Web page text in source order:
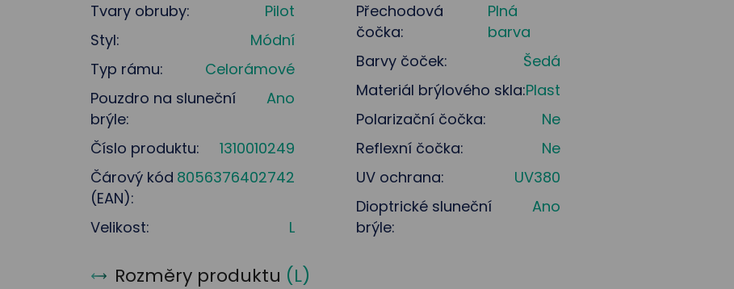
Tvary obruby:
Pilot
Styl:
Módní
Typ rámu:
Celorámové
Pouzdro na sluneční
brýle:
Ano
Číslo produktu:
1310010249
Čárový kód
(EAN):
8056376402742
Velikost: L
Přechodová
čočka:
Plná
barva
Barvy čoček:
Šedá
Materiál brýlového skla:Plast
Polarizační čočka:
Ne
Reflexní čočka:
Ne
UV ochrana:
UV380
Dioptrické sluneční
brýle:
Ano
Rozměry produktu (L)